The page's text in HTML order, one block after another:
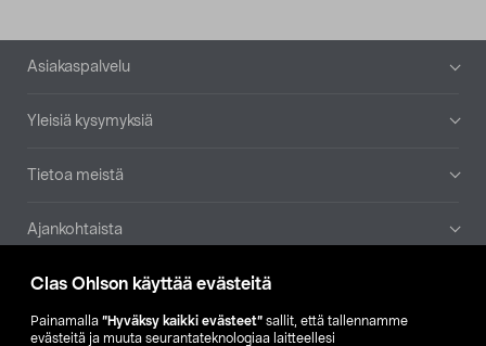
Clas Ohlson käyttää evästeitä
Painamalla ”Hyväksy kaikki evästeet” sallit, että tallennamme
evästeitä ja muuta seurantateknologiaa laitteellesi
Alatunniste
Asiakaspalvelu
Yleisiä kysymyksiä
Tietoa meistä
Ajankohtaista
Muut yrityksemme
Etsi myymälä